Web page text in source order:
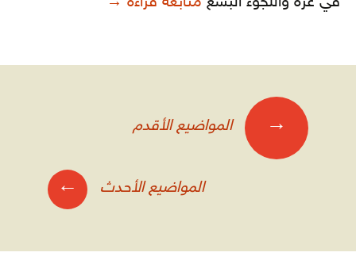
المقالات
→ المواضيع الأقدم
المواضيع الأحدث ←